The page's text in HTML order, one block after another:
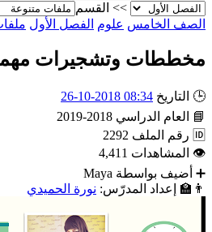
>>
القسم
الصف الخامس علوم الفصل الأول
مخططات وتشجيرات
🕒 التاريخ 08:34 2018-10-26
📘
العام الدراسي 2018-2019
🆔 رقم الملف 2292
👁
المشاهدات 4,411
➕
أضيف بواسطة Maya
👨‍🏫
إعداد المدرّس: نورة الحميدي